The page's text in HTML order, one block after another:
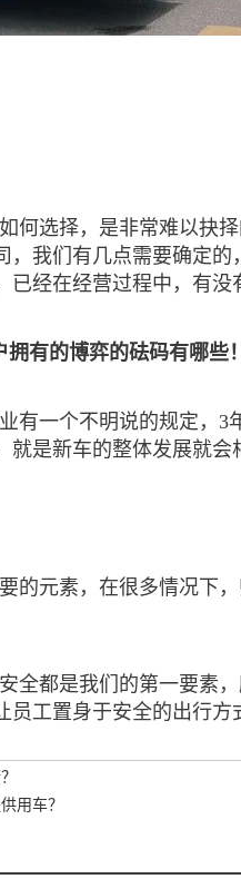
何选择，是非常难以抉
我们有几点需要确定
经在经营过程中，有没
有的博弈的砝码有哪些！
有一个不明说的规定，
是新车的整体发展就会
的元素，在很多情况下
全都是我们的第一要素
工置身于安全的出行方
用车？